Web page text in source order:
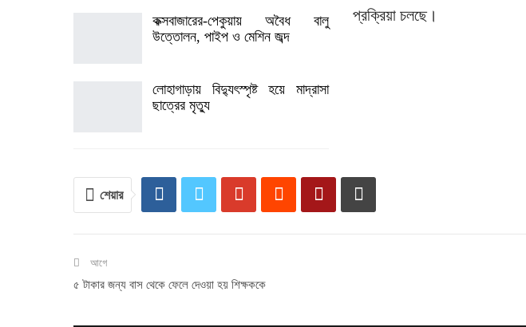
কক্সবাজারের-পেকুয়ায় অবৈধ বালু
উত্তোলন, পাইপ ও মেশিন জব্দ
লোহাগাড়ায় বিদ্যুৎস্পৃষ্ট হয়ে মাদ্রাসা
ছাত্রের মৃত্যু
প্রক্রিয়া চলছে।
শেয়ার
আগে
৫ টাকার জন্য বাস থেকে ফেলে দেওয়া হয় শিক্ষককে